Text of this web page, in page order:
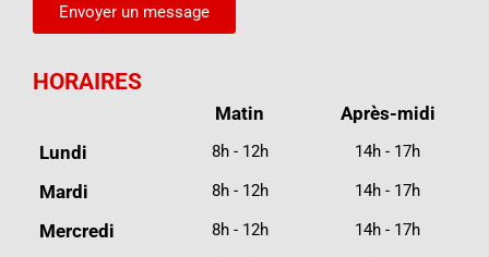
Envoyer un message
HORAIRES
Matin
Après-midi
Lundi
8h - 12h 14h - 17h
Mardi 8h - 12h 14h - 17h
Mercredi 8h - 12h 14h - 17h